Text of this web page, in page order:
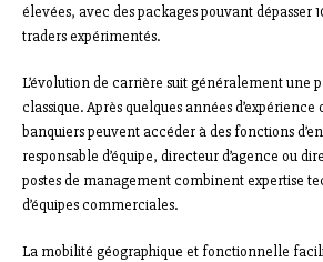
élevées, avec des packages pouvant dépasser
traders expérimentés.
L’évolution de carrière suit généralement une
classique. Après quelques années
banquiers peuvent accéder à des fonctions
responsable d’équipe, directeur d’agence ou
postes de management combinent expertise
d’équipes commerciales.
La mobilité géographique et fonctionnelle